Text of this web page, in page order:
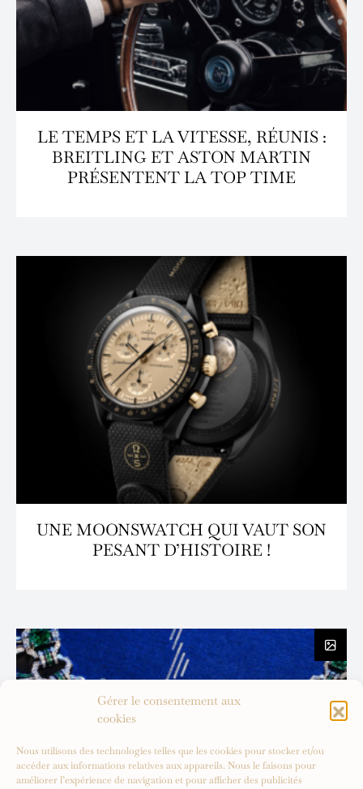
Gérer le consentement aux
cookies
Nous utilisons des technologies telles que les cookies pour stocker et/ou
accéder aux informations relatives aux appareils. Nous le faisons pour
améliorer l’expérience de navigation et pour afficher des publicités
LE TEMPS ET LA VITESSE, RÉUNIS :
BREITLING ET ASTON MARTIN
PRÉSENTENT LA TOP TIME
UNE MOONSWATCH QUI VAUT SON
PESANT D’HISTOIRE !